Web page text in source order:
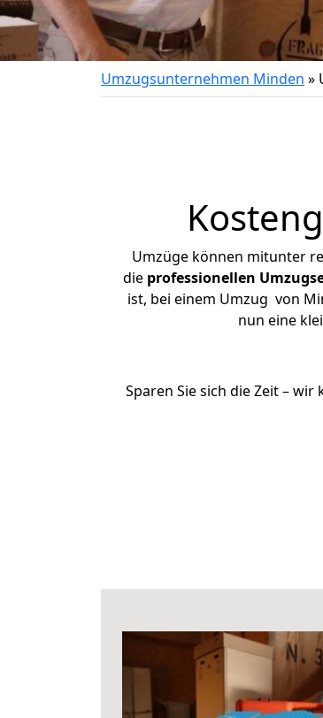
Umzugsunternehmen Minden »
Umzüge können mitunter
die professionellen
ist, bei einem Umzug von
nun eine
Sparen Sie sich die Zeit –